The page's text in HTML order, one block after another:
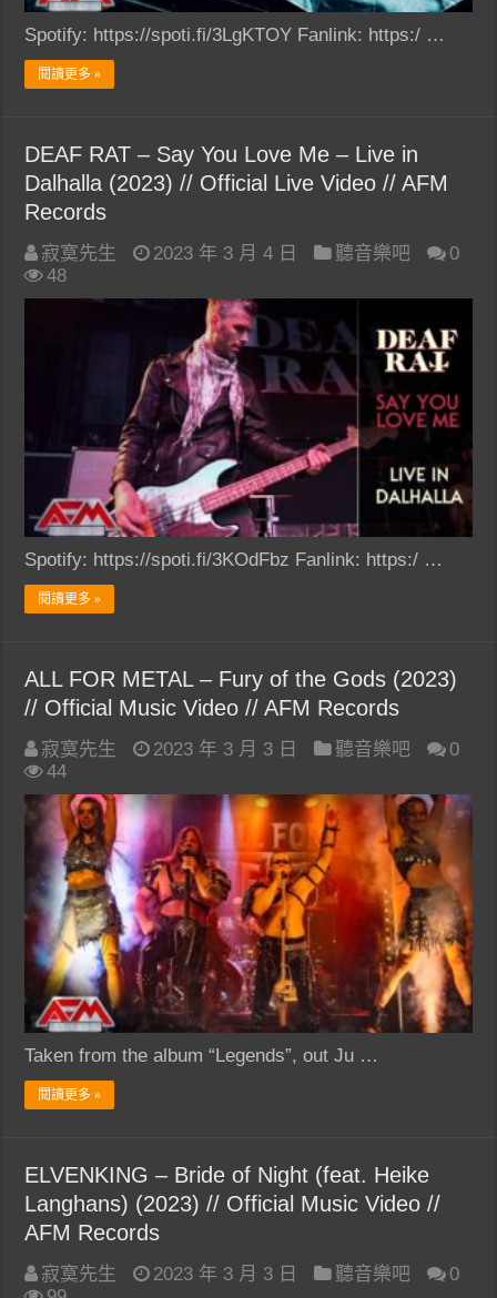
Spotify: https://spoti.fi/3LgKTOY Fanlink: https:/ …
閱讀更多 »
DEAF RAT – Say You Love Me – Live in
Dalhalla (2023) // Official Live Video // AFM
Records
寂寞先生 2023 年 3 月 4 日 聽音樂吧
0
48
Spotify: https://spoti.fi/3KOdFbz Fanlink: https:/ …
閱讀更多 »
ALL FOR METAL – Fury of the Gods (2023)
// Official Music Video // AFM Records
寂寞先生 2023 年 3 月 3 日 聽音樂吧
0
44
Taken from the album “Legends”, out Ju …
閱讀更多 »
ELVENKING – Bride of Night (feat. Heike
Langhans) (2023) // Official Music Video //
AFM Records
寂寞先生 2023 年 3 月 3 日 聽音樂吧
0